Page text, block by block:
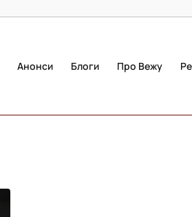
Анонси Блоги Про Вежу